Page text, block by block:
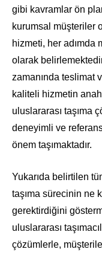
gibi kavramlar ön
kurumsal müşteriler
hizmeti, her adımda
olarak
zamanında teslimat
kaliteli hizmetin
uluslararası taşıma
deneyimli ve
önem taşımaktadır.
Yukarıda belirtilen
taşıma sürecinin ne
gerektirdiğini
uluslararası
çözümlerle,